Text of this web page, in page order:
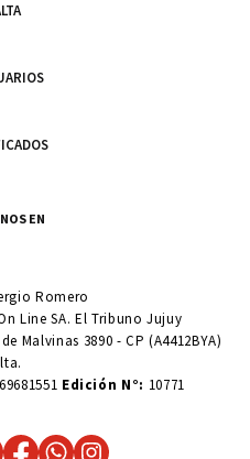
EN
Romero
Line SA. El Tribuno Jujuy
Malvinas 3890 - CP (A4412BYA)
69681551 Edición N°: 10771